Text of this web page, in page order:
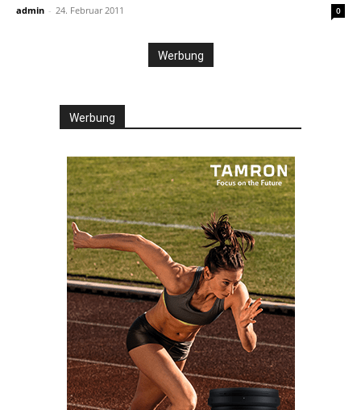
admin - 24. Februar 2011 0
Werbung
Werbung